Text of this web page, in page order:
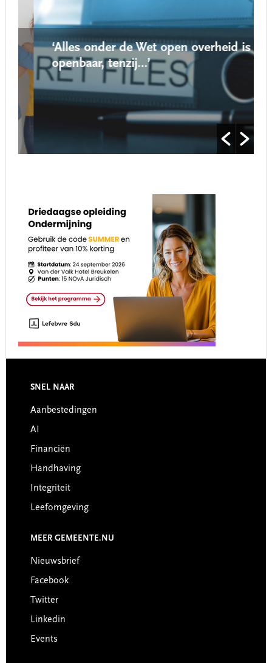
‘Alles onder de Wet open overheid is
openbaar, tenzij…’
Footer
SNEL NAAR
Aanbestedingen
AI
Financiën
Handhaving
Integriteit
Leefomgeving
MEER GEMEENTE.NU
Nieuwsbrief
Facebook
Twitter
Linkedin
Events